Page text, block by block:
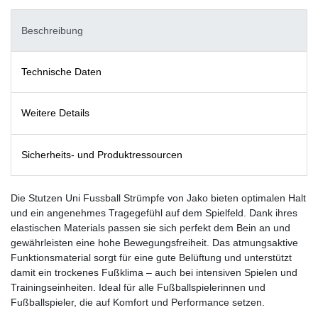
Beschreibung
Technische Daten
Weitere Details
Sicherheits- und Produktressourcen
Die Stutzen Uni Fussball Strümpfe von Jako bieten optimalen Halt
und ein angenehmes Tragegefühl auf dem Spielfeld. Dank ihres
elastischen Materials passen sie sich perfekt dem Bein an und
gewährleisten eine hohe Bewegungsfreiheit. Das atmungsaktive
Funktionsmaterial sorgt für eine gute Belüftung und unterstützt
damit ein trockenes Fußklima – auch bei intensiven Spielen und
Trainingseinheiten. Ideal für alle Fußballspielerinnen und
Fußballspieler, die auf Komfort und Performance setzen.